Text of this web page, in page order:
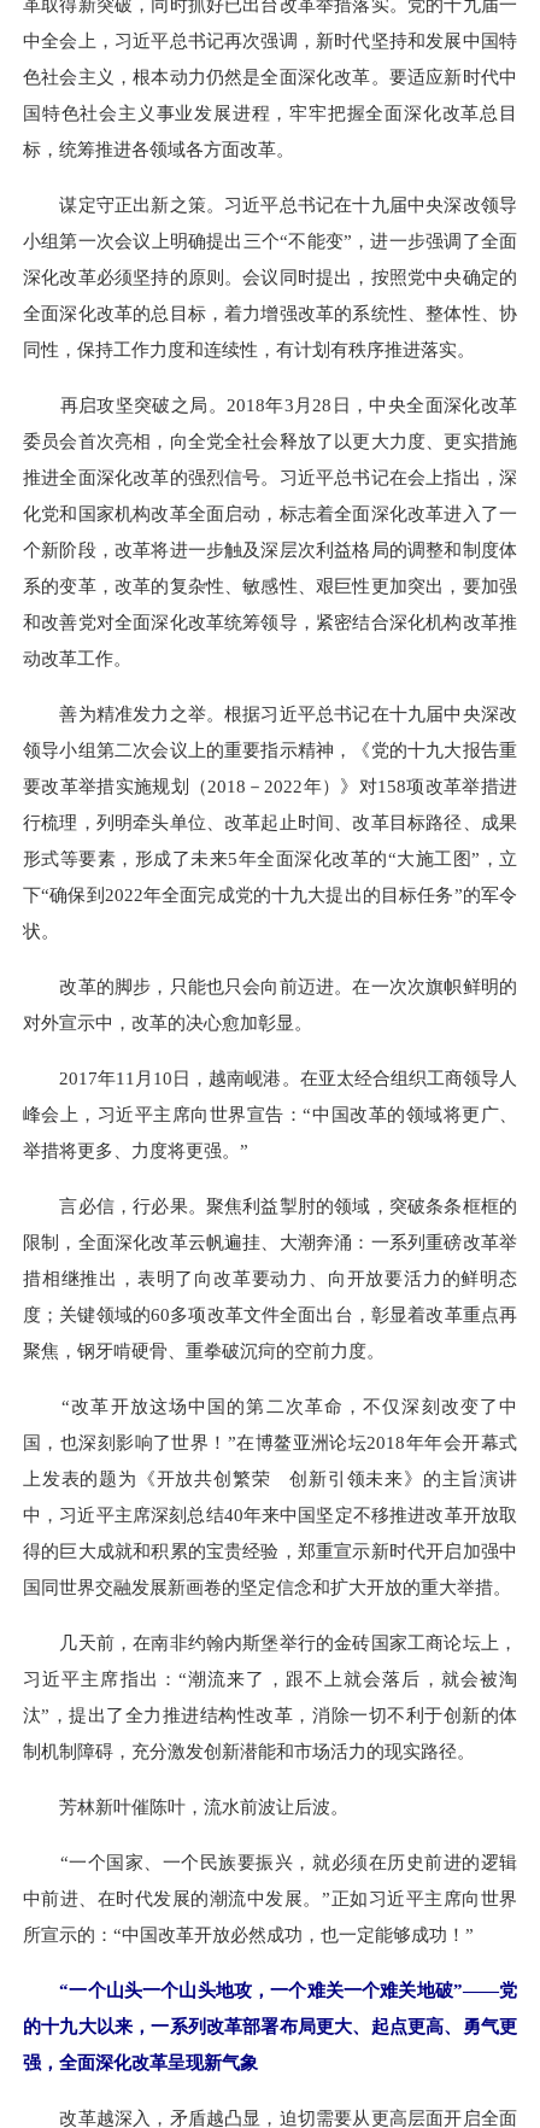
革取得新突破，同时抓好已出台改革举措落实。党的十九届一
中全会上，习近平总书记再次强调，新时代坚持和发展中国特
色社会主义，根本动力仍然是全面深化改革。要适应新时代中
国特色社会主义事业发展进程，牢牢把握全面深化改革总目
标，统筹推进各领域各方面改革。
谋定守正出新之策。习近平总书记在十九届中央深改领导
小组第一次会议上明确提出三个“不能变”，进一步强调了全面
深化改革必须坚持的原则。会议同时提出，按照党中央确定的
全面深化改革的总目标，着力增强改革的系统性、整体性、协
同性，保持工作力度和连续性，有计划有秩序推进落实。
再启攻坚突破之局。2018年3月28日，中央全面深化改革
委员会首次亮相，向全党全社会释放了以更大力度、更实措施
推进全面深化改革的强烈信号。习近平总书记在会上指出，深
化党和国家机构改革全面启动，标志着全面深化改革进入了一
个新阶段，改革将进一步触及深层次利益格局的调整和制度体
系的变革，改革的复杂性、敏感性、艰巨性更加突出，要加强
和改善党对全面深化改革统筹领导，紧密结合深化机构改革推
动改革工作。
善为精准发力之举。根据习近平总书记在十九届中央深改
领导小组第二次会议上的重要指示精神，《党的十九大报告重
要改革举措实施规划（2018－2022年）》对158项改革举措进
行梳理，列明牵头单位、改革起止时间、改革目标路径、成果
形式等要素，形成了未来5年全面深化改革的“大施工图”，立
下“确保到2022年全面完成党的十九大提出的目标任务”的军令
状。
改革的脚步，只能也只会向前迈进。在一次次旗帜鲜明的
对外宣示中，改革的决心愈加彰显。
2017年11月10日，越南岘港。在亚太经合组织工商领导人
峰会上，习近平主席向世界宣告：“中国改革的领域将更广、
举措将更多、力度将更强。”
言必信，行必果。聚焦利益掣肘的领域，突破条条框框的
限制，全面深化改革云帆遍挂、大潮奔涌：一系列重磅改革举
措相继推出，表明了向改革要动力、向开放要活力的鲜明态
度；关键领域的60多项改革文件全面出台，彰显着改革重点再
聚焦，钢牙啃硬骨、重拳破沉疴的空前力度。
“改革开放这场中国的第二次革命，不仅深刻改变了中
国，也深刻影响了世界！”在博鳌亚洲论坛2018年年会开幕式
上发表的题为《开放共创繁荣 创新引领未来》的主旨演讲
中，习近平主席深刻总结40年来中国坚定不移推进改革开放取
得的巨大成就和积累的宝贵经验，郑重宣示新时代开启加强中
国同世界交融发展新画卷的坚定信念和扩大开放的重大举措。
几天前，在南非约翰内斯堡举行的金砖国家工商论坛上，
习近平主席指出：“潮流来了，跟不上就会落后，就会被淘
汰”，提出了全力推进结构性改革，消除一切不利于创新的体
制机制障碍，充分激发创新潜能和市场活力的现实路径。
芳林新叶催陈叶，流水前波让后波。
“一个国家、一个民族要振兴，就必须在历史前进的逻辑
中前进、在时代发展的潮流中发展。”正如习近平主席向世界
所宣示的：“中国改革开放必然成功，也一定能够成功！”
“一个山头一个山头地攻，一个难关一个难关地破”——党
的十九大以来，一系列改革部署布局更大、起点更高、勇气更
强，全面深化改革呈现新气象
改革越深入，矛盾越凸显，迫切需要从更高层面开启全面